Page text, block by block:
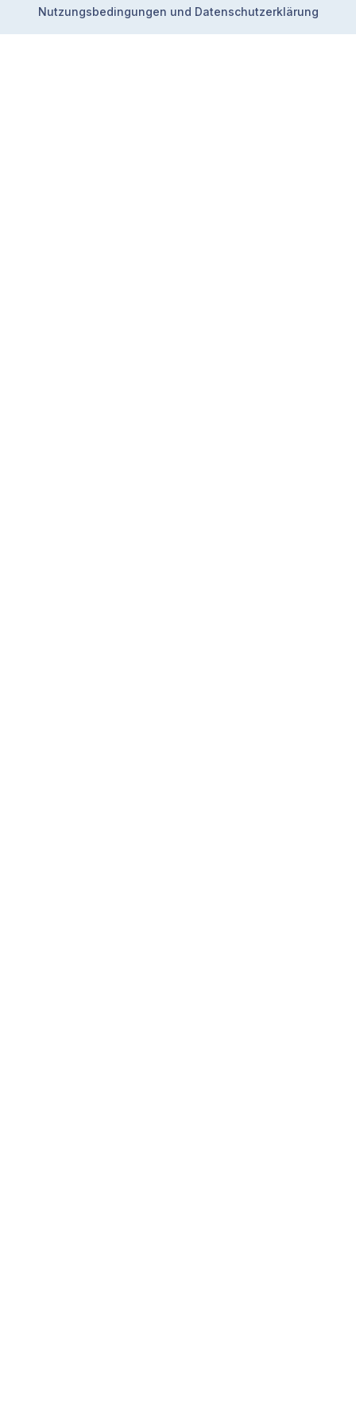
Nutzungsbedingungen und Datenschutzerklärung